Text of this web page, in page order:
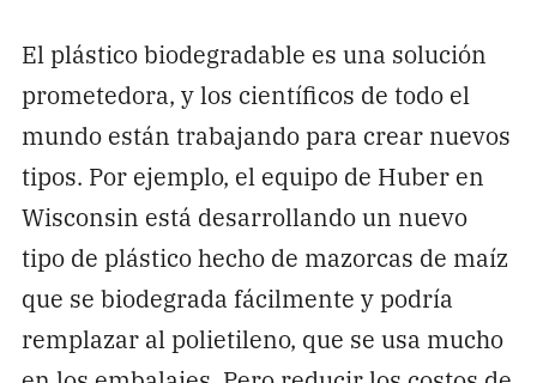
El plástico biodegradable es una solución
prometedora, y los científicos de todo el
mundo están trabajando para crear nuevos
tipos. Por ejemplo, el equipo de Huber en
Wisconsin está desarrollando un nuevo
tipo de plástico hecho de mazorcas de maíz
que se biodegrada fácilmente y podría
remplazar al polietileno, que se usa mucho